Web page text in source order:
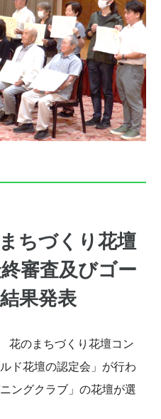
ちづくり花壇
審査及びゴー
果発表
のまちづくり花壇コン
ド花壇の認定会」が行わ
ングクラブ」の花壇が選